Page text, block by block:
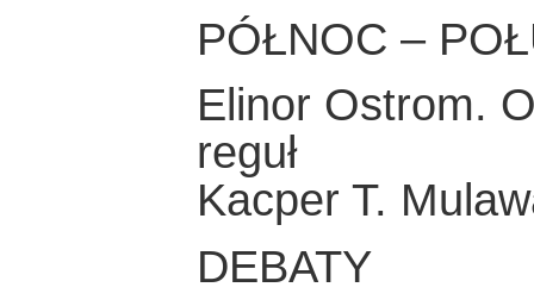
PÓŁNOC –
Elinor Ostrom.
reguł
Kacper T.
DEBATY